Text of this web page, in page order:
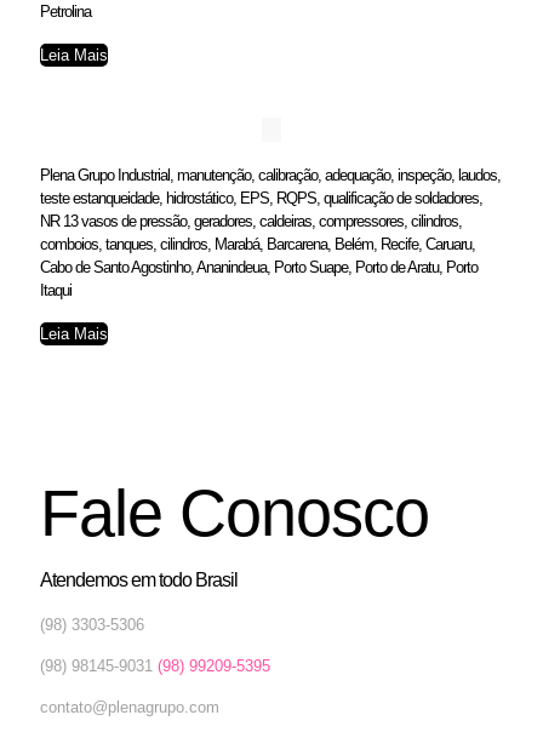
Petrolina
Leia Mais
Plena Grupo Industrial, manutenção, calibração, adequação, inspeção, laudos,
teste estanqueidade, hidrostático, EPS, RQPS, qualificação de soldadores,
NR 13 vasos de pressão, geradores, caldeiras, compressores, cilindros,
comboios, tanques, cilindros, Marabá, Barcarena, Belém, Recife, Caruaru,
Cabo de Santo Agostinho, Ananindeua, Porto Suape, Porto de Aratu, Porto
Itaqui
Leia Mais
Fale Conosco
Atendemos em todo Brasil
(98) 3303-5306
(98) 98145-9031 (98) 99209-5395
contato@plenagrupo.com